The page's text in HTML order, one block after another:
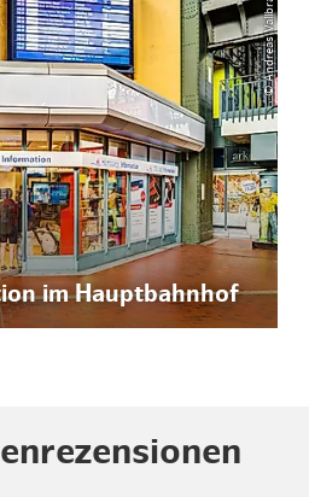
© Andreas Vallbracht
im Hauptbahnhof